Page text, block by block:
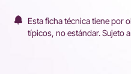
Esta ficha técnica tiene por
típicos, no estándar. Sujeto